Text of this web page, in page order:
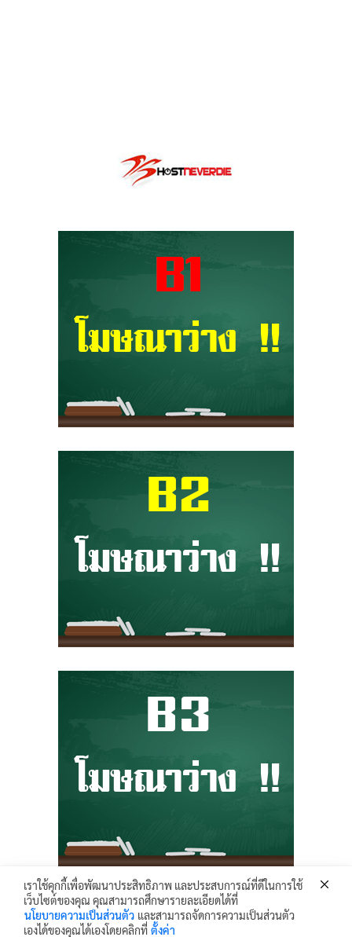
Krunhongonline.com © 2017 - All Rights Reserved.
ครูหน่องออนไลน์ เว็บไซต์ข้อมูล ข่าวสาร เพื่อการเผยแพร่ความรู้ ด้านการศึกษา
เราใช้คุกกี้เพื่อพัฒนาประสิทธิภาพ และประสบการณ์ที่ดีในการใช้
เว็บไซต์ของคุณ คุณสามารถศึกษารายละเอียดได้ที่
นโยบายความเป็นส่วนตัว และสามารถจัดการความเป็นส่วนตัว
เองได้ของคุณได้เองโดยคลิกที่ ตั้งค่า